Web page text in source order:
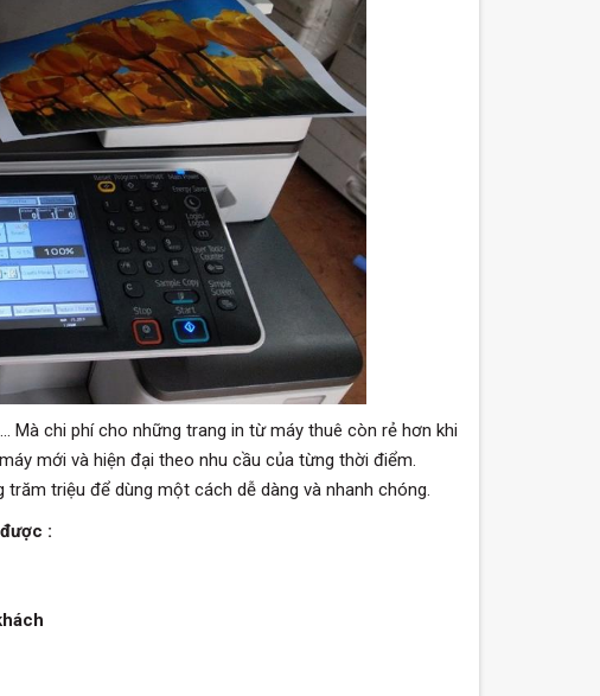
Mà chi phí cho những trang in từ máy thuê còn rẻ hơn khi
mới và hiện đại theo nhu cầu của từng thời điểm.
triệu để dùng một cách dễ dàng và nhanh chóng.
: